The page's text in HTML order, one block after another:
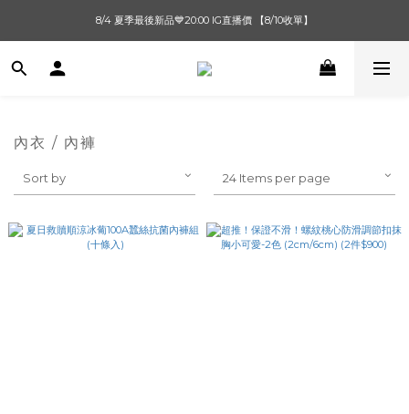
單筆滿$1000【先付款】 / 滿$2000【超取付款】 🚚免運費
8/4 夏季最後新品💙20:00 IG直播價 【8/10收單】
單筆滿$1000【先付款】 / 滿$2000【超取付款】 🚚免運費
內衣 / 內褲
Sort by 24 Items per page